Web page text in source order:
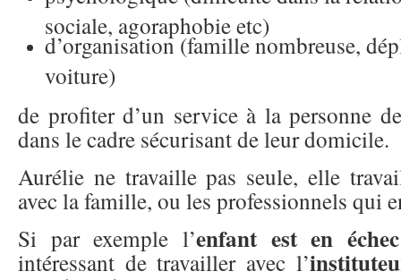
sociale, agoraphobie etc)
d’organisation (famille nombreuse,
voiture)
de profiter d’un service à la personne
dans le cadre sécurisant de leur domicile.
Aurélie ne travaille pas seule, elle
avec la famille, ou les professionnels qui
Si par exemple l’enfant est en
intéressant de travailler avec l’